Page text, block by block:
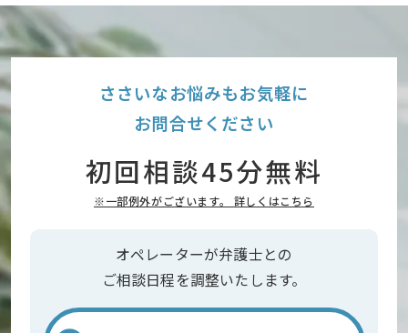
ささいなお悩みもお気軽に
お問合せください
初回相談45分無料
※一部例外がございます。 詳しくはこちら
オペレーターが弁護士との
ご相談日程を調整いたします。